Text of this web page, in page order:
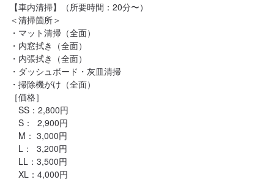
【車内清掃】（所要時間：20分〜）
＜清掃箇所＞
・マット清掃（全面）
・内窓拭き（全面）
・内張拭き（全面）
・ダッシュボード・灰皿清掃
・掃除機がけ（全面）
［価格］
SS：2,800円
S：  2,900円
M： 3,000円
L：  3,200円
LL：3,500円
XL：4,000円